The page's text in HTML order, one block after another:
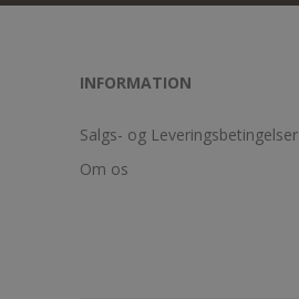
INFORMATION
Salgs- og Leveringsbetingelser
Om os